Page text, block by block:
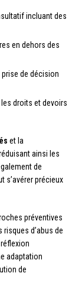
incluant des
en dehors des
de décision
droits et devoirs
et la
ainsi les
de
s’avérer précieux
préventives
d’abus de
adaptation
de